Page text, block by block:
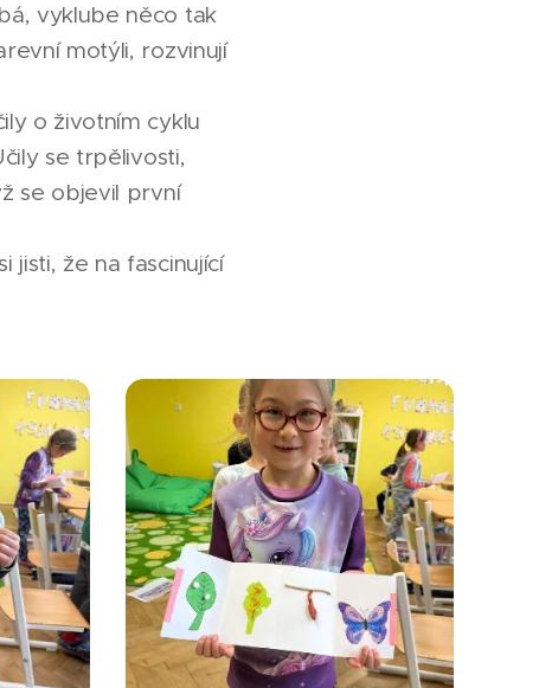
vyklube něco tak
motýli, rozvinují
o životním cyklu
se trpělivosti,
se objevil první
jisti, že na fascinující